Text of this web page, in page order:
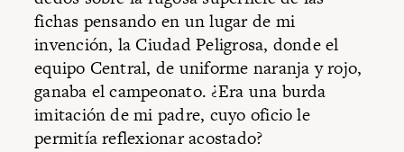
fichas pensando en un lugar de mi
invención, la Ciudad Peligrosa, donde el
equipo Central, de uniforme naranja y rojo,
ganaba el campeonato. ¿Era una burda
imitación de mi padre, cuyo oficio le
permitía reflexionar acostado?